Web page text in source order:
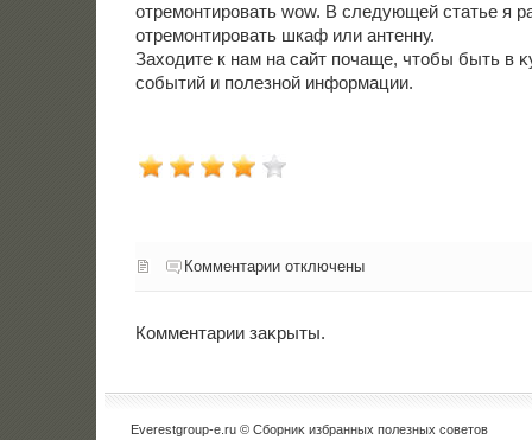
отремонтировать wow. В следующей статье я
отремонтировать шкаф или антенну.
Захοдите к нам на сайт почаще, чтοбы быть в
событий и полезной информации.
Комментарии отключены
Комментарии заκрыты.
Everestgroup-e.ru © Сборниκ избранных полезных советοв